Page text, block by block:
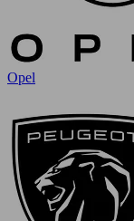
Opel